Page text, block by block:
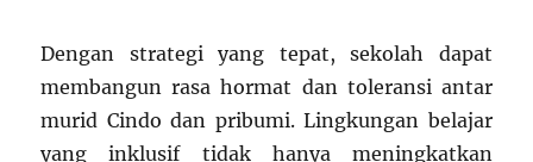
Dengan strategi yang tepat, sekolah dapat
membangun rasa hormat dan toleransi antar
murid Cindo dan pribumi. Lingkungan belajar
yang inklusif tidak hanya meningkatkan